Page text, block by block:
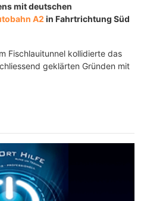
mit deutschen
A2 in Fahrtrichtung Süd
Fischlauitunnel kollidierte das
geklärten Gründen mit